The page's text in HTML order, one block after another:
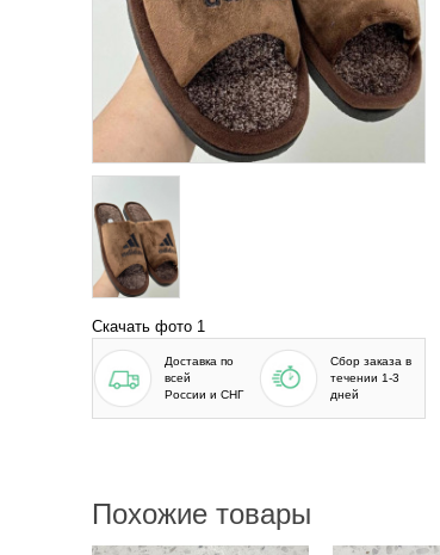
Скачать фото 1
Доставка по
всей
России и СНГ
Сбор заказа в
течении 1-3
дней
Похожие товары